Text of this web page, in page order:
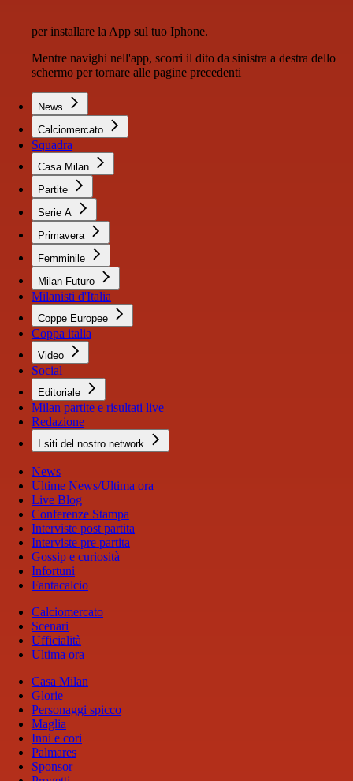
per installare la App sul tuo Iphone.
Mentre navighi nell'app, scorri il dito da sinistra a destra dello
schermo per tornare alle pagine precedenti
News
Calciomercato
Squadra
Casa Milan
Partite
Serie A
Primavera
Femminile
Milan Futuro
Milanisti d'Italia
Coppe Europee
Coppa italia
Video
Social
Editoriale
Milan partite e risultati live
Redazione
I siti del nostro network
News
Ultime News/Ultima ora
Live Blog
Conferenze Stampa
Interviste post partita
Interviste pre partita
Gossip e curiosità
Infortuni
Fantacalcio
Calciomercato
Scenari
Ufficialità
Ultima ora
Casa Milan
Glorie
Personaggi spicco
Maglia
Inni e cori
Palmares
Sponsor